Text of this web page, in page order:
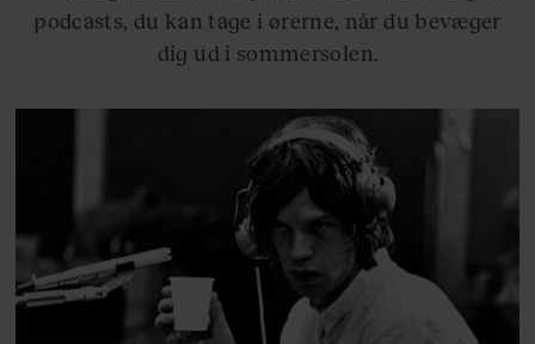
podcasts, du kan tage i ørerne, når du bevæger
dig ud i sommersolen.